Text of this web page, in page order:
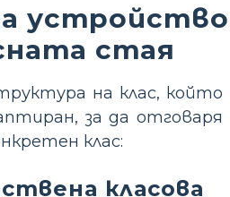
устройство
стая
на клас, който
за да отговаря
клас:
класова